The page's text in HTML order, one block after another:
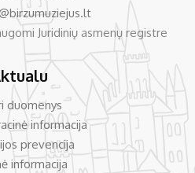
Juridinių asmenų registre
duomenys
informacija
prevencija
informacija